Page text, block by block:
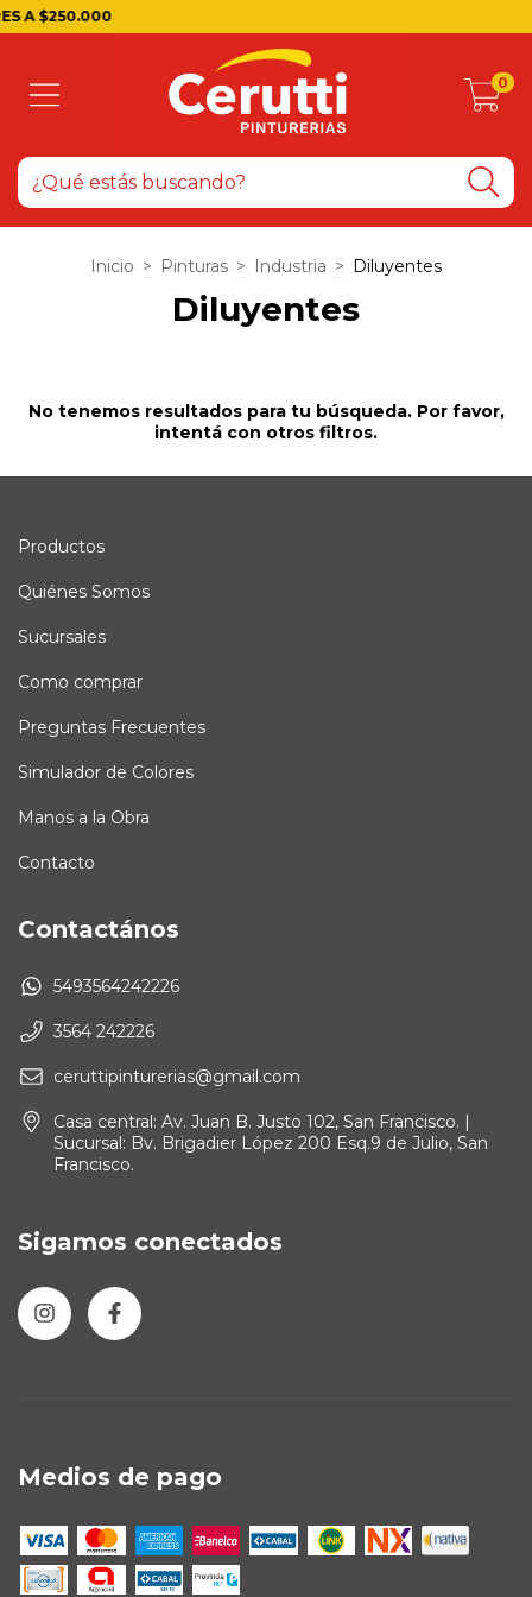
A $250.000
0
Inicio > Pinturas > Industria > Diluyentes
Diluyentes
No tenemos resultados para tu búsqueda. Por favor,
intentá con otros filtros.
Productos
Quiénes Somos
Sucursales
Como comprar
Preguntas Frecuentes
Simulador de Colores
Manos a la Obra
Contacto
Contactános
5493564242226
3564 242226
ceruttipinturerias@gmail.com
Casa central: Av. Juan B. Justo 102, San Francisco. |
Sucursal: Bv. Brigadier López 200 Esq.9 de Julio, San
Francisco.
Sigamos conectados
Medios de pago